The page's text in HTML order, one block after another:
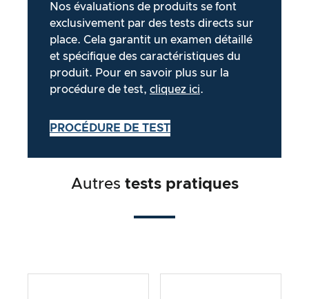
Nos évaluations de produits se font
exclusivement par des tests directs sur
place. Cela garantit un examen détaillé
et spécifique des caractéristiques du
produit. Pour en savoir plus sur la
procédure de test, cliquez ici.
PROCÉDURE DE TEST
Autres tests pratiques